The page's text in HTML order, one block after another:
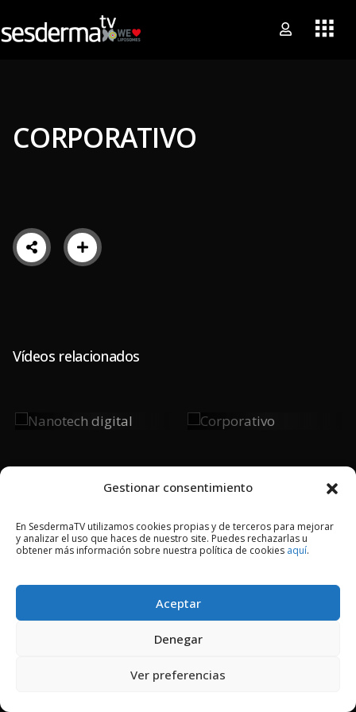
Gestionar consentimiento
En SesdermaTV utilizamos cookies propias y de terceros para mejorar
y analizar el uso que haces de nuestro site. Puedes rechazarlas u
obtener más información sobre nuestra política de cookies aquí.
Aceptar
Denegar
Ver preferencias
CORPORATIVO
Vídeos relacionados
Nanotech
Corporativo
2018 © Copyright Sesderma SL
AVISO LEGAL
POLÍTICA DE PRIVACIDAD
COOKIES